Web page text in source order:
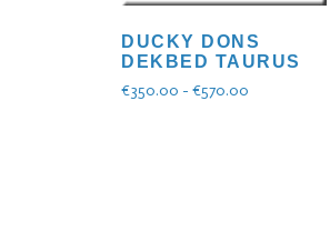
DUCKY DONS
DEKBED TAURUS
€350.00 - €570.00